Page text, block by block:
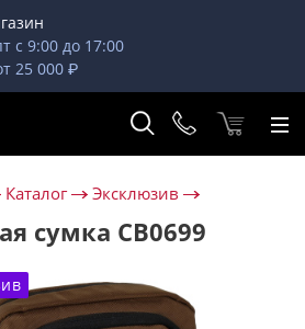
с 9:00 до 17:00
25 000 ₽
Каталог Эксклюзив
сумка СВ0699